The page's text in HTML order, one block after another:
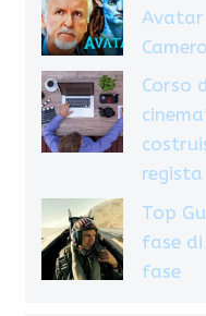
Avatar
Corso
regista
Top
fase
fase